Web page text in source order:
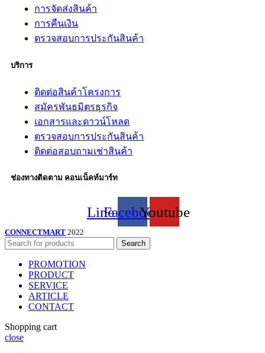
การจัดส่งสินค้า
การคืนเงิน
ตรวจสอบการประกันสินค้า
บริการ
ติดต่อสินค้าโครงการ
สมัครพันธมิตรธุรกิจ
เอกสารและดาวน์โหลด
ตรวจสอบการประกันสินค้า
ติดต่อสอบถามเช่าสินค้า
ช่องทางติดตาม คอนเน็คท์มาร์ท
LineFacebookYoutube
CONNECTMART 2022
Search
PROMOTION
PRODUCT
SERVICE
ARTICLE
CONTACT
Shopping cart
close